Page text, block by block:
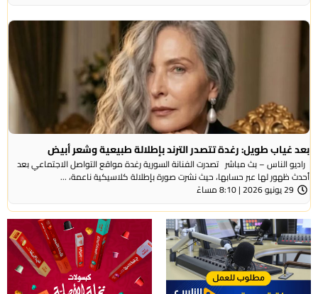
بعد غياب طويل: رغدة تتصدر الترند بإطلالة طبيعية وشعر أبيض
راديو الناس – بث مباشر تصدرت الفنانة السورية رغدة مواقع التواصل الاجتماعي بعد
أحدث ظهور لها عبر حسابها، حيث نشرت صورة بإطلالة كلاسيكية ناعمة، ...
29 يونيو 2026 | 8:10 مساءً